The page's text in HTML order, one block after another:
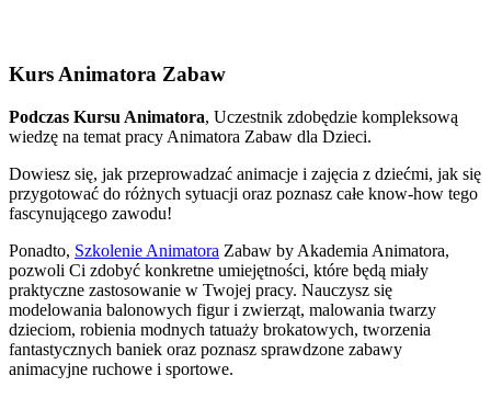
Kurs Animatora Zabaw
Podczas Kursu Animatora, Uczestnik zdobędzie kompleksową
wiedzę na temat pracy Animatora Zabaw dla Dzieci.
Dowiesz się, jak przeprowadzać animacje i zajęcia z dziećmi, jak się
przygotować do różnych sytuacji oraz poznasz całe know-how tego
fascynującego zawodu!
Ponadto, Szkolenie Animatora Zabaw by Akademia Animatora,
pozwoli Ci zdobyć konkretne umiejętności, które będą miały
praktyczne zastosowanie w Twojej pracy. Nauczysz się
modelowania balonowych figur i zwierząt, malowania twarzy
dzieciom, robienia modnych tatuaży brokatowych, tworzenia
fantastycznych baniek oraz poznasz sprawdzone zabawy
animacyjne ruchowe i sportowe.